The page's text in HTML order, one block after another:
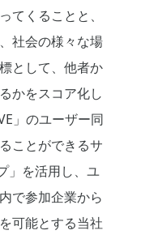
てくることと、
社会の様々な場
として、他者か
かをスコア化し
」のユーザー同
ことができるサ
」を活用し、ユ
で参加企業から
可能とする当社